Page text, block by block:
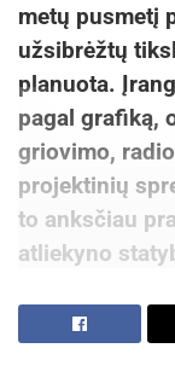
metų pusmetį
užsibrėžtų
planuota.
pagal grafiką,
griovimo,
projektinių
to anksčiau
atliekyno